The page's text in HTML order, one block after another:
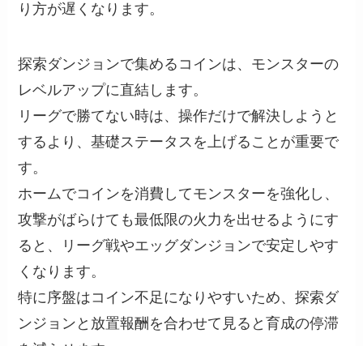
り方が遅くなります。
探索ダンジョンで集めるコインは、モンスターの
レベルアップに直結します。
リーグで勝てない時は、操作だけで解決しようと
するより、基礎ステータスを上げることが重要で
す。
ホームでコインを消費してモンスターを強化し、
攻撃がばらけても最低限の火力を出せるようにす
ると、リーグ戦やエッグダンジョンで安定しやす
くなります。
特に序盤はコイン不足になりやすいため、探索ダ
ンジョンと放置報酬を合わせて見ると育成の停滞